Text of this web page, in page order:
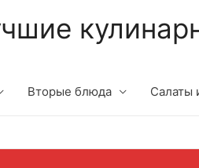
Вторые блюда Салаты